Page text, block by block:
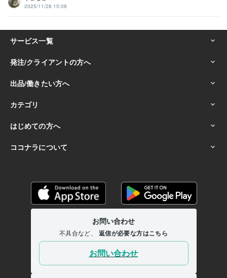
2025/11/28 15:08